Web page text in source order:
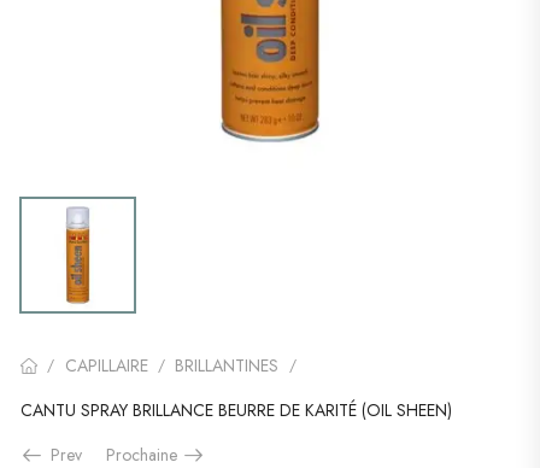
/ CAPILLAIRE / BRILLANTINES /
CANTU SPRAY BRILLANCE BEURRE DE KARITÉ (OIL SHEEN)
Prev
Prochaine